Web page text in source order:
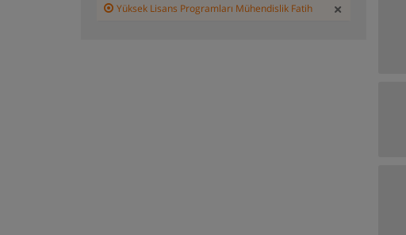
Yüksek Lisans Programları Mühendislik Fatih